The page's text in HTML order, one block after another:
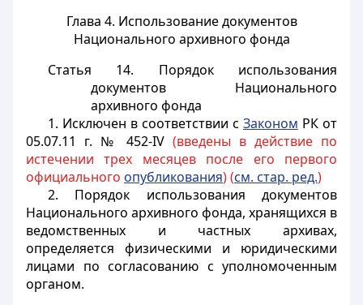
Глава 4. Использование документов
Национального архивного фонда
Статья 14. Порядок использования
документов Национального
архивного фонда
1. Исключен в соответствии с Законом РК от
05.07.11 г. № 452-IV (введены в действие по
истечении трех месяцев после его первого
официального опубликования) (см. стар. ред.)
2. Порядок использования документов
Национального архивного фонда, хранящихся в
ведомственных и частных архивах,
определяется физическими и юридическими
лицами по согласованию с уполномоченным
органом.